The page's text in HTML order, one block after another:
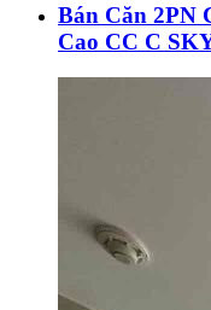
Bán Căn 2PN
Cao CC C